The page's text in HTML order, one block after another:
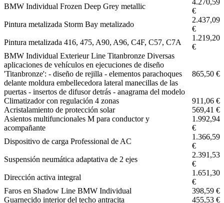
BMW Individual Frozen Deep Grey metallic
€
Pintura metalizada Storm Bay metalizado
2.437,09
€
Pintura metalizada 416, 475, A90, A96, C4F, C57, C7A
1.219,20
€
BMW Individual Exterieur Line Titanbronze Diversas
aplicaciones de vehículos en ejecuciones de diseño
'Titanbronze': - diseño de rejilla - elementos parachoques
delante moldura embellecedora lateral manecillas de las
puertas - insertos de difusor detrás - anagrama del modelo
865,50 €
Climatizador con regulación 4 zonas
911,06 €
Acristalamiento de protección solar
569,41 €
Asientos multifuncionales M para conductor y
acompañante
1.992,94
€
Dispositivo de carga Professional de AC
1.366,59
€
Suspensión neumática adaptativa de 2 ejes
2.391,53
€
Dirección activa integral
1.651,30
€
Faros en Shadow Line BMW Individual
398,59 €
Guarnecido interior del techo antracita
455,53 €